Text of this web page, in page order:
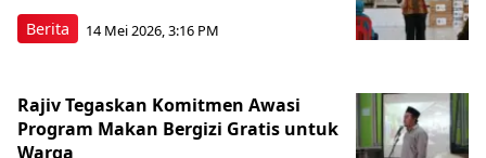
Berita 14 Mei 2026, 3:16 PM
Rajiv Tegaskan Komitmen Awasi
Program Makan Bergizi Gratis untuk
Warga